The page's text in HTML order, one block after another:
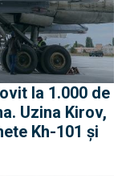
la 1.000 de
Uzina Kirov,
și